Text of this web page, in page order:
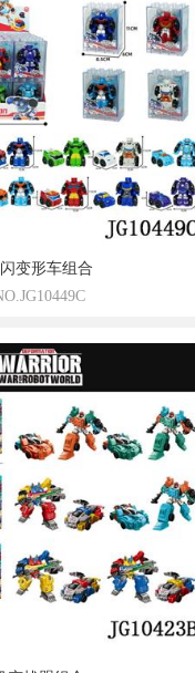
变形车组合